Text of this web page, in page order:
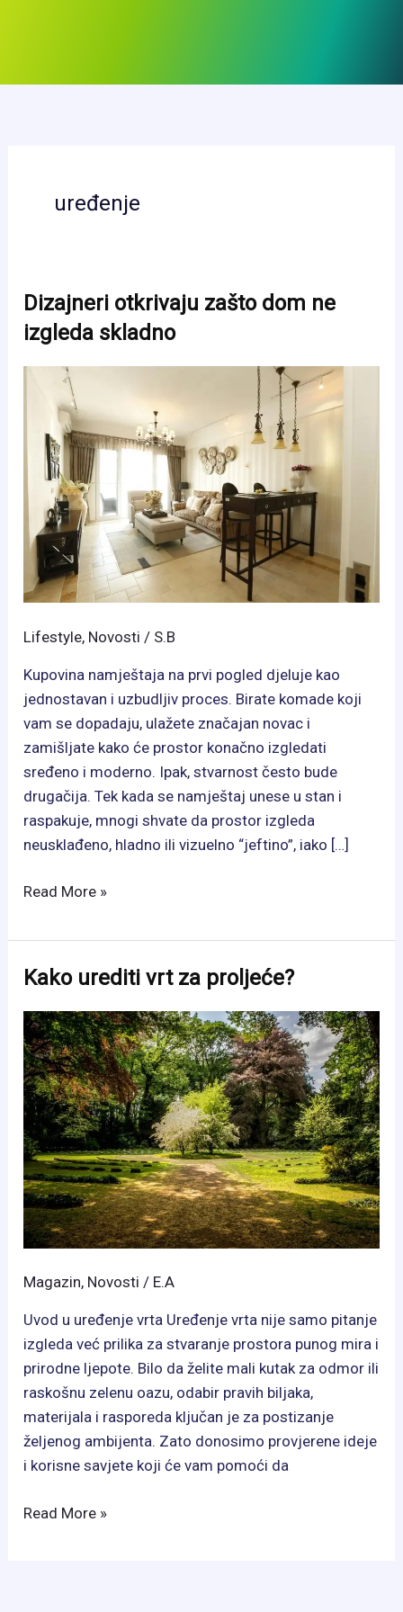
uređenje
Dizajneri otkrivaju zašto dom ne
izgleda skladno
Lifestyle, Novosti / S.B
Kupovina namještaja na prvi pogled djeluje kao
jednostavan i uzbudljiv proces. Birate komade koji
vam se dopadaju, ulažete značajan novac i
zamišljate kako će prostor konačno izgledati
sređeno i moderno. Ipak, stvarnost često bude
drugačija. Tek kada se namještaj unese u stan i
raspakuje, mnogi shvate da prostor izgleda
neusklađeno, hladno ili vizuelno “jeftino”, iako […]
Dizajneri
zašto
dom
ne
izgleda
skladno
Read More »
Kako urediti vrt za proljeće?
Magazin, Novosti / E.A
Uvod u uređenje vrta Uređenje vrta nije samo pitanje
izgleda već prilika za stvaranje prostora punog mira i
prirodne ljepote. Bilo da želite mali kutak za odmor ili
raskošnu zelenu oazu, odabir pravih biljaka,
materijala i rasporeda ključan je za postizanje
željenog ambijenta. Zato donosimo provjerene ideje
i korisne savjete koji će vam pomoći da
Kako
Read More »